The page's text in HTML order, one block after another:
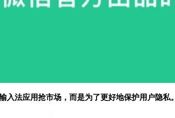
入法应用抢市场，而是为了更好地保护用户隐私。